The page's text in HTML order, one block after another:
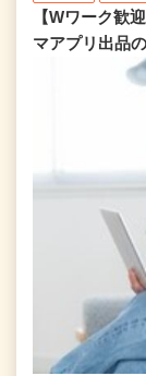
【Wワーク歓
マアプリ出品